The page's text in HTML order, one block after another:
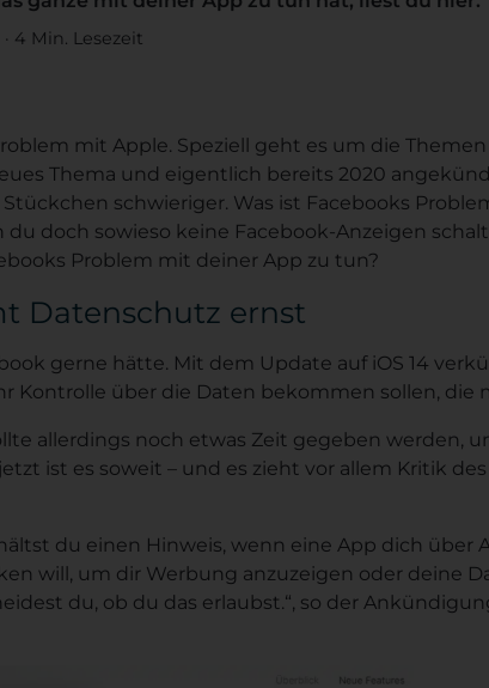
· 4 Min. Lesezeit
mit Apple. Speziell geht es um die
Thema und eigentlich bereits 2020
schwieriger. Was ist Facebooks
du doch sowieso keine Facebook-Anzeigen
Problem mit deiner App zu tun?
Datenschutz ernst
gerne hätte. Mit dem Update auf iOS 14
Kontrolle über die Daten bekommen sollen, die
allerdings noch etwas Zeit gegeben werden,
ist es soweit – und es zieht vor allem Kritik
du einen Hinweis, wenn eine App dich über
will, um dir Werbung anzuzeigen oder deine
du, ob du das erlaubst.“, so der